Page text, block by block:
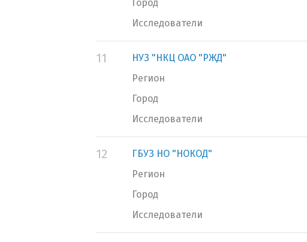
Город
Исследователи
11
НУЗ "НКЦ ОАО "РЖД"
Регион
Город
Исследователи
12
ГБУЗ НО "НОКОД"
Регион
Город
Исследователи